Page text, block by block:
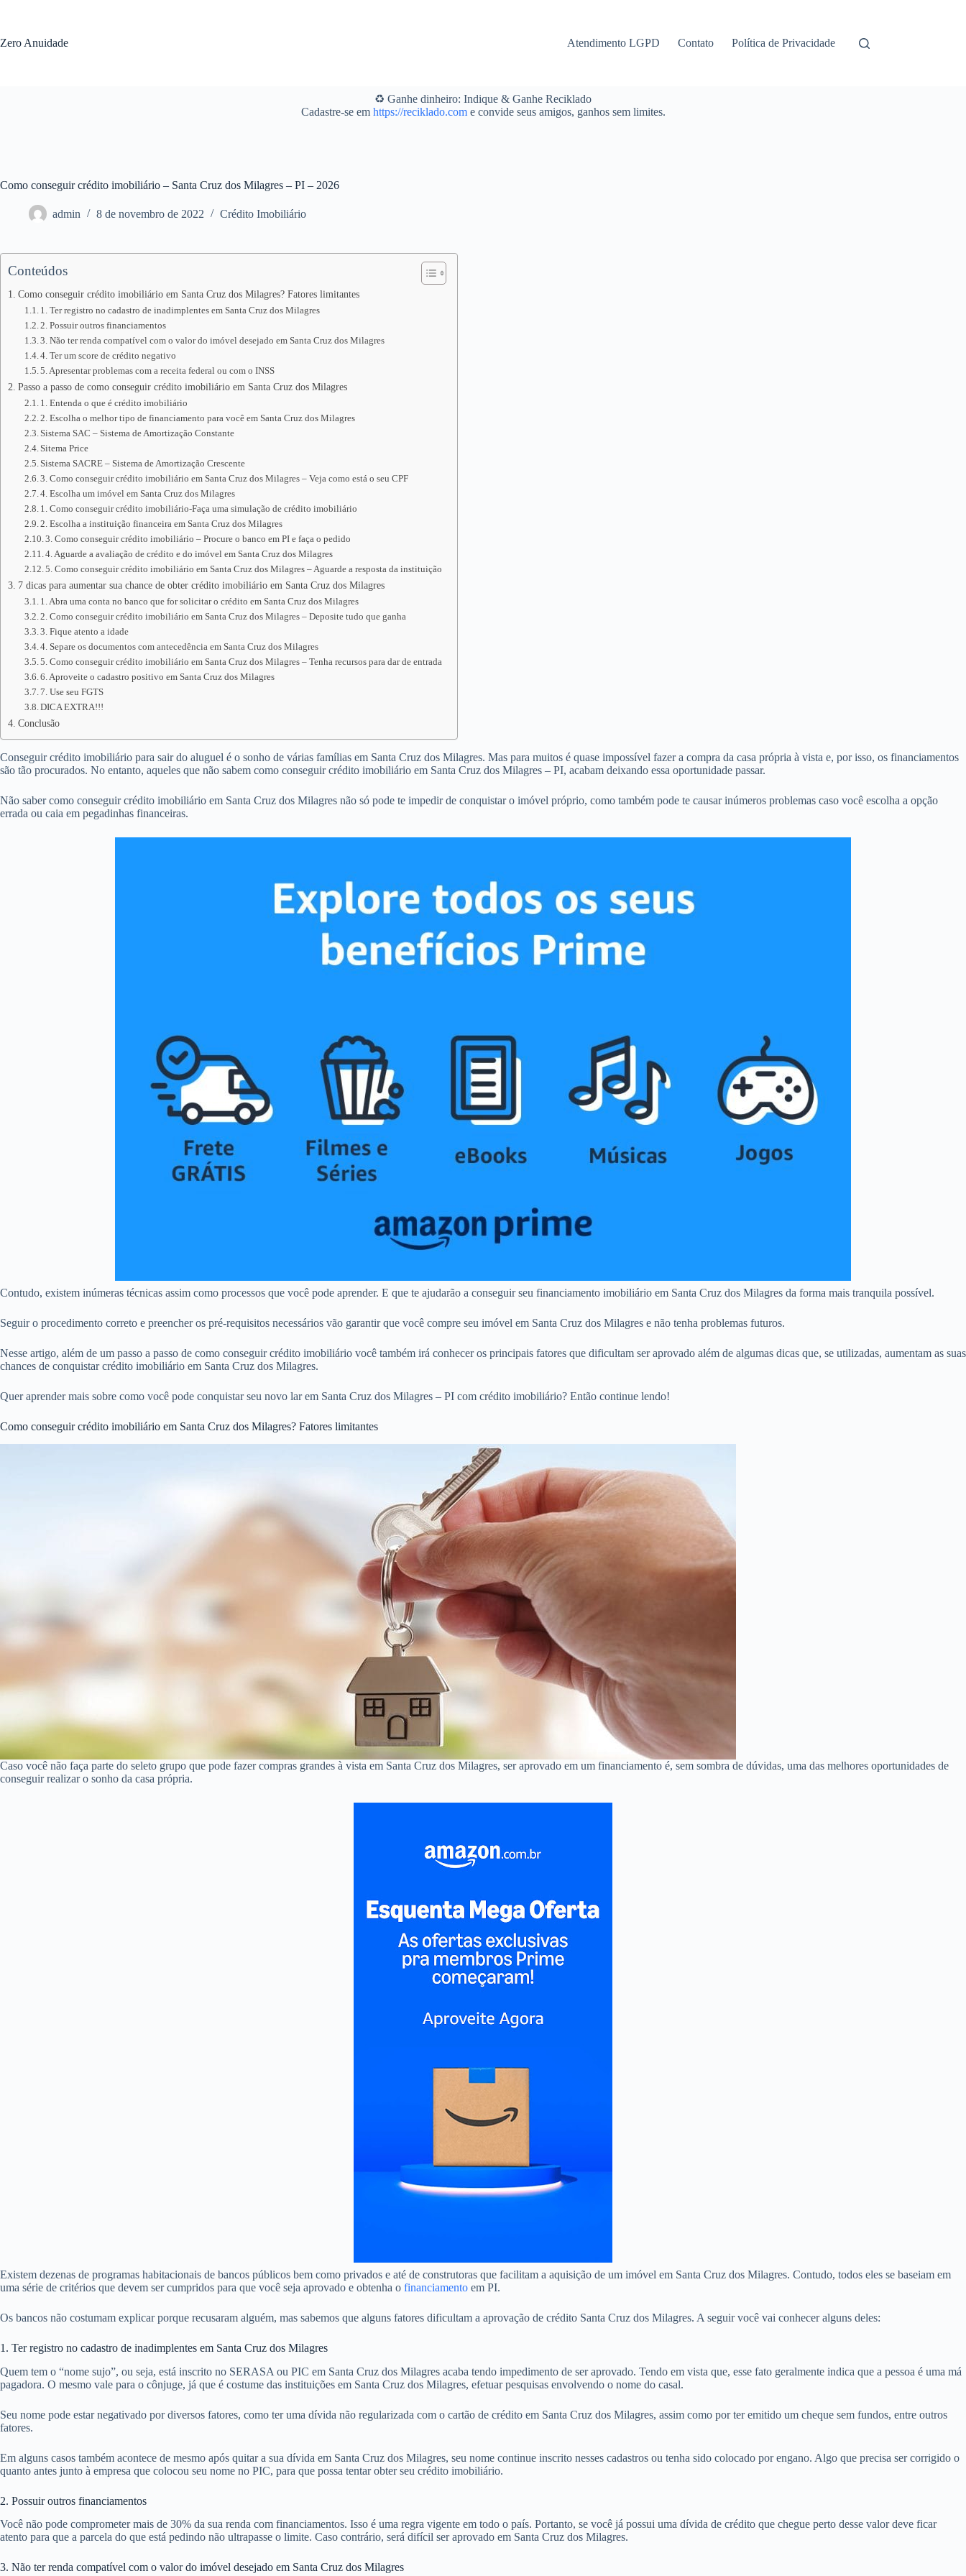
conteúdo
Zero Anuidade Atendimento LGPD Contato Política de Privacidade
♻️ Ganhe dinheiro: Indique & Ganhe Reciklado
Cadastre-se em https://reciklado.come convide seus amigos, ganhos sem limites.
Como conseguir crédito imobiliário – Santa Cruz dos Milagres – PI – 2026
admin 8 de novembro de 2022 Crédito Imobiliário
Conteúdos
Como conseguir crédito imobiliário em Santa Cruz dos Milagres? Fatores limitantes
1. Ter registro no cadastro de inadimplentes em Santa Cruz dos Milagres
2. Possuir outros financiamentos
3. Não ter renda compatível com o valor do imóvel desejado em Santa Cruz dos Milagres
4. Ter um score de crédito negativo
5. Apresentar problemas com a receita federal ou com o INSS
Passo a passo de como conseguir crédito imobiliário em Santa Cruz dos Milagres
1. Entenda o que é crédito imobiliário
2. Escolha o melhor tipo de financiamento para você em Santa Cruz dos Milagres
Sistema SAC – Sistema de Amortização Constante
Sitema Price
Sistema SACRE – Sistema de Amortização Crescente
3. Como conseguir crédito imobiliário em Santa Cruz dos Milagres – Veja como está o seu CPF
4. Escolha um imóvel em Santa Cruz dos Milagres
1. Como conseguir crédito imobiliário-Faça uma simulação de crédito imobiliário
2. Escolha a instituição financeira em Santa Cruz dos Milagres
3. Como conseguir crédito imobiliário – Procure o banco em PI e faça o pedido
4. Aguarde a avaliação de crédito e do imóvel em Santa Cruz dos Milagres
5. Como conseguir crédito imobiliário em Santa Cruz dos Milagres – Aguarde a resposta da instituição
7 dicas para aumentar sua chance de obter crédito imobiliário em Santa Cruz dos Milagres
1. Abra uma conta no banco que for solicitar o crédito em Santa Cruz dos Milagres
2. Como conseguir crédito imobiliário em Santa Cruz dos Milagres – Deposite tudo que ganha
3. Fique atento a idade
4. Separe os documentos com antecedência em Santa Cruz dos Milagres
5. Como conseguir crédito imobiliário em Santa Cruz dos Milagres – Tenha recursos para dar de entrada
6. Aproveite o cadastro positivo em Santa Cruz dos Milagres
7. Use seu FGTS
DICA EXTRA!!!
Conclusão
Conseguir crédito imobiliário para sair do aluguel é o sonho de várias famílias em Santa Cruz dos Milagres. Mas para muitos é quase impossível fazer a compra da casa própria à vista e, por isso, os financiamentos
são tão procurados. No entanto, aqueles que não sabem como conseguir crédito imobiliário em Santa Cruz dos Milagres – PI, acabam deixando essa oportunidade passar.
Não saber como conseguir crédito imobiliário em Santa Cruz dos Milagres não só pode te impedir de conquistar o imóvel próprio, como também pode te causar inúmeros problemas caso você escolha a opção
errada ou caia em pegadinhas financeiras.
Contudo, existem inúmeras técnicas assim como processos que você pode aprender. E que te ajudarão a conseguir seu financiamento imobiliário em Santa Cruz dos Milagres da forma mais tranquila possível.
Seguir o procedimento correto e preencher os pré-requisitos necessários vão garantir que você compre seu imóvel em Santa Cruz dos Milagres e não tenha problemas futuros.
Nesse artigo, além de um passo a passo de como conseguir crédito imobiliário você também irá conhecer os principais fatores que dificultam ser aprovado além de algumas dicas que, se utilizadas, aumentam as suas
chances de conquistar crédito imobiliário em Santa Cruz dos Milagres.
Quer aprender mais sobre como você pode conquistar seu novo lar em Santa Cruz dos Milagres – PI com crédito imobiliário? Então continue lendo!
Como conseguir crédito imobiliário em Santa Cruz dos Milagres? Fatores limitantes
Caso você não faça parte do seleto grupo que pode fazer compras grandes à vista em Santa Cruz dos Milagres, ser aprovado em um financiamento é, sem sombra de dúvidas, uma das melhores oportunidades de
conseguir realizar o sonho da casa própria.
Existem dezenas de programas habitacionais de bancos públicos bem como privados e até de construtoras que facilitam a aquisição de um imóvel em Santa Cruz dos Milagres. Contudo, todos eles se baseiam em
uma série de critérios que devem ser cumpridos para que você seja aprovado e obtenha o financiamento em PI.
Os bancos não costumam explicar porque recusaram alguém, mas sabemos que alguns fatores dificultam a aprovação de crédito Santa Cruz dos Milagres. A seguir você vai conhecer alguns deles:
1. Ter registro no cadastro de inadimplentes em Santa Cruz dos Milagres
Quem tem o “nome sujo”, ou seja, está inscrito no SERASA ou PIC em Santa Cruz dos Milagres acaba tendo impedimento de ser aprovado. Tendo em vista que, esse fato geralmente indica que a pessoa é uma má
pagadora. O mesmo vale para o cônjuge, já que é costume das instituições em Santa Cruz dos Milagres, efetuar pesquisas envolvendo o nome do casal.
Seu nome pode estar negativado por diversos fatores, como ter uma dívida não regularizada com o cartão de crédito em Santa Cruz dos Milagres, assim como por ter emitido um cheque sem fundos, entre outros
fatores.
Em alguns casos também acontece de mesmo após quitar a sua dívida em Santa Cruz dos Milagres, seu nome continue inscrito nesses cadastros ou tenha sido colocado por engano. Algo que precisa ser corrigido o
quanto antes junto à empresa que colocou seu nome no PIC, para que possa tentar obter seu crédito imobiliário.
2. Possuir outros financiamentos
Você não pode comprometer mais de 30% da sua renda com financiamentos. Isso é uma regra vigente em todo o país. Portanto, se você já possui uma dívida de crédito que chegue perto desse valor deve ficar
atento para que a parcela do que está pedindo não ultrapasse o limite. Caso contrário, será difícil ser aprovado em Santa Cruz dos Milagres.
3. Não ter renda compatível com o valor do imóvel desejado em Santa Cruz dos Milagres